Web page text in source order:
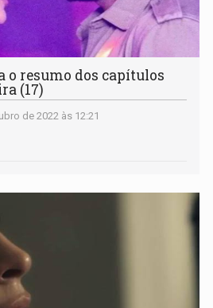
o resumo dos capítulos
(17)
de 2022 às 12:21